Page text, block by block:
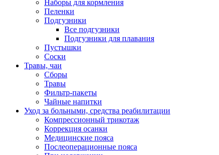
Наборы для кормления
Пеленки
Подгузники
Все подгузники
Подгузники для плавания
Пустышки
Соски
Травы, чаи
Сборы
Травы
Фильтр-пакеты
Чайные напитки
Уход за больными, средства реабилитации
Компрессионный трикотаж
Коррекция осанки
Медицинские пояса
Послеоперационные пояса